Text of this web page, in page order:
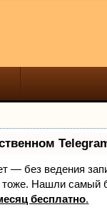
— без ведения
тоже. Нашли
бесплатно.